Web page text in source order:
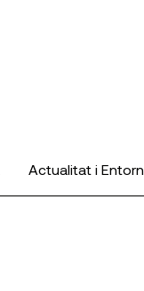
Actualitat i Entorn